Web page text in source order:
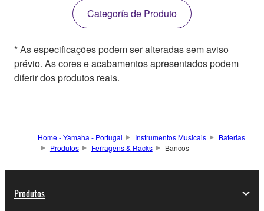
Categoría de Produto
* As especificações podem ser alteradas sem aviso
prévio. As cores e acabamentos apresentados podem
diferir dos produtos reais.
Home - Yamaha - Portugal Instrumentos Musicais
Baterias
Produtos
Ferragens & Racks Bancos
Produtos